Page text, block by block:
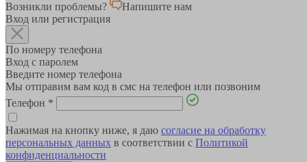
Возникли проблемы?
Напишите нам
Вход или регистрация
По номеру телефона
Вход с паролем
Введите номер телефона
Мы отправим вам код в смс на телефон или позвоним
Телефон *
Нажимая на кнопку ниже, я даю согласие на обработку
персональных данных в соответствии с Политикой
конфиденциальности